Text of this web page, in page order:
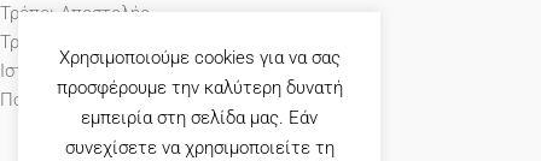
Τρόποι Αποστολής
Τρόποι Πληρωμής
Ιστολόγιο
Πολιτική Απορρήτου
Χρησιμοποιούμε cookies για να σας
προσφέρουμε την καλύτερη δυνατή
εμπειρία στη σελίδα μας. Εάν
συνεχίσετε να χρησιμοποιείτε τη